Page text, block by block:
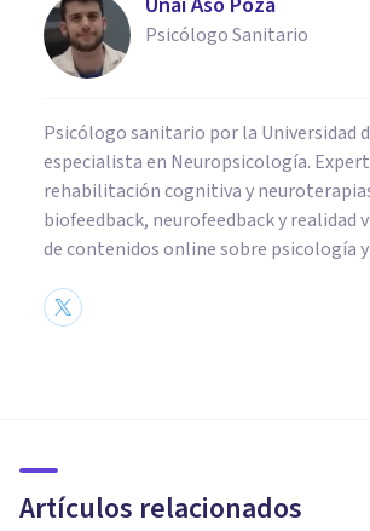
Psicólogo Sanitario
Psicólogo sanitario por la Universidad
especialista en Neuropsicología.
rehabilitación cognitiva y
biofeedback, neurofeedback y realidad
de contenidos online sobre psicología
Artículos relacionados
propone